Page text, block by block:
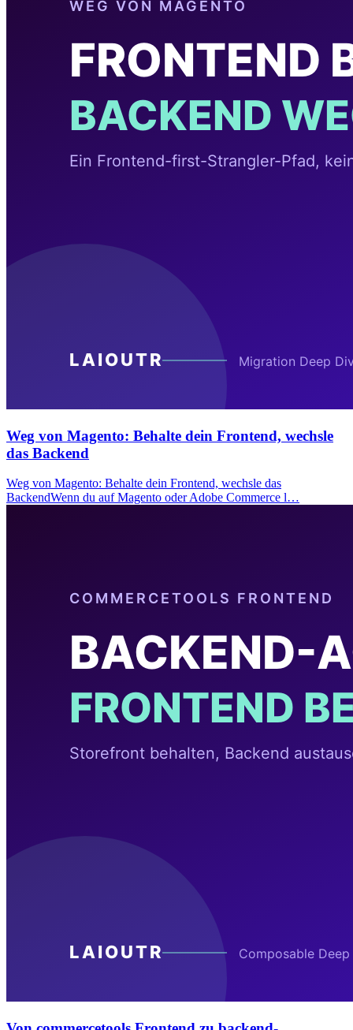
Weg von Magento: Behalte dein Frontend, wechsle
das Backend
Weg von Magento: Behalte dein Frontend, wechsle das
BackendWenn du auf Magento oder Adobe Commerce l…